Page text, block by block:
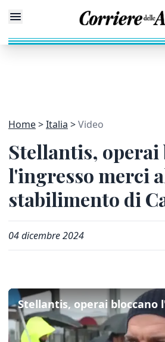
Home Italia Video
Stellantis, operai
l'ingresso merci
stabilimento di
04 dicembre 2024